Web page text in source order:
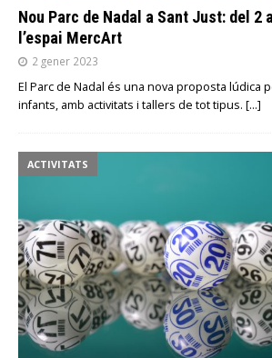
Nou Parc de Nadal a Sant Just: del 2
l’espai MercArt
2 gener 2023
El Parc de Nadal és una nova proposta lúdica
infants, amb activitats i tallers de tot tipus. […]
ACTIVITATS